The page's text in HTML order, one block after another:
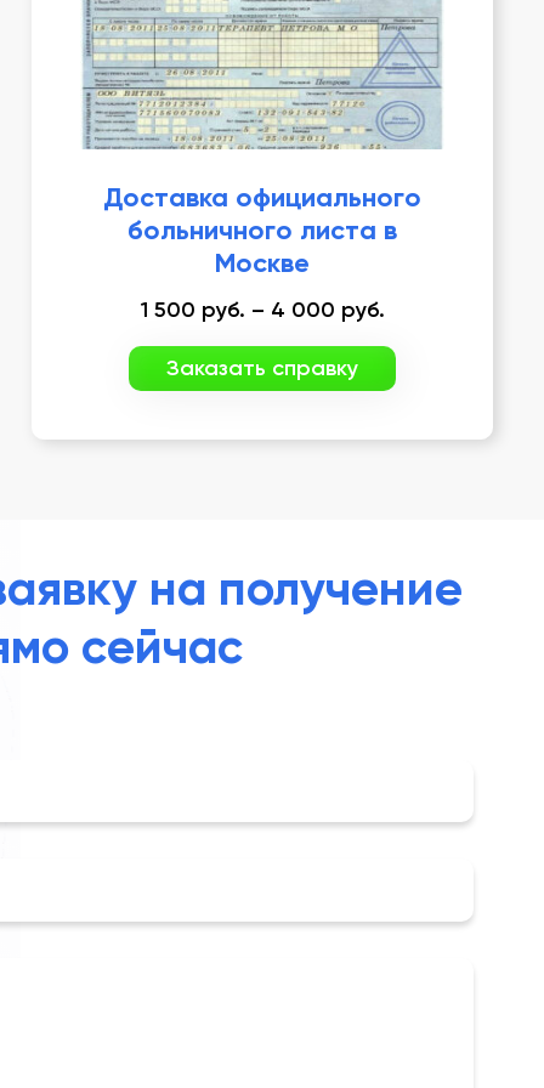
Доставка официального
больничного листа в
Москве
1 500 руб. – 4 000 руб.
Заказать справку
на получение
сейчас